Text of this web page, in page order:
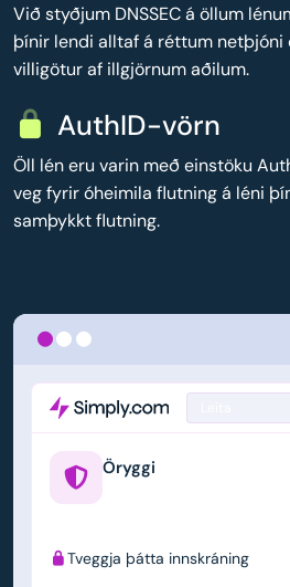
Við styðjum DNSSEC á öllum
þínir lendi alltaf á réttum netþjóni
villigötur af illgjörnum aðilum.
AuthID-vörn
Öll lén eru varin með einstöku
veg fyrir óheimila flutning á léni
samþykkt flutning.
Öryggi
Tveggja þátta innskráning